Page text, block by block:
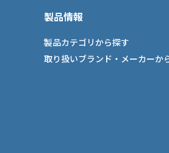
製品情報
製品カテゴリから探す
取り扱いブランド・メーカーか